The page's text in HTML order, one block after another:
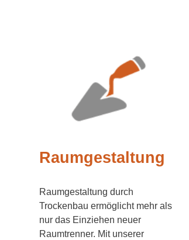
Raumgestaltung
Raumgestaltung durch
Trockenbau ermöglicht mehr als
nur das Einziehen neuer
Raumtrenner. Mit unserer